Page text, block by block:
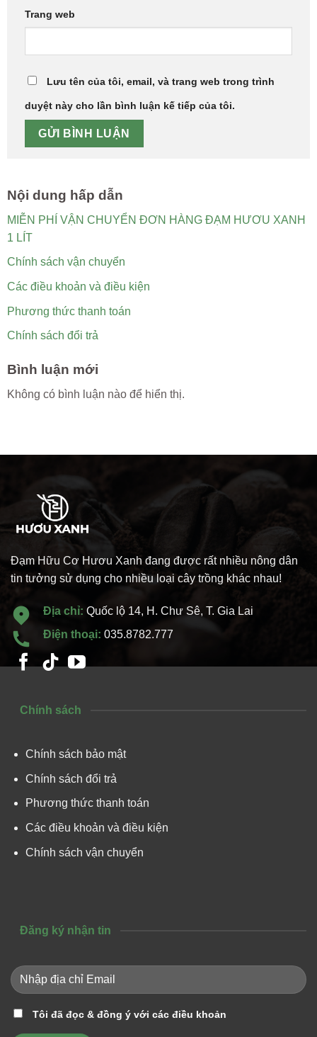
Trang web
Lưu tên của tôi, email, và trang web trong trình
duyệt này cho lần bình luận kế tiếp của tôi.
Nội dung hấp dẫn
MIỄN PHÍ VẬN CHUYỂN ĐƠN HÀNG ĐẠM HƯƠU XANH
1 LÍT
Chính sách vận chuyển
Các điều khoản và điều kiện
Phương thức thanh toán
Chính sách đổi trả
Bình luận mới
Không có bình luận nào để hiển thị.
Đạm Hữu Cơ Hươu Xanh đang được rất nhiều nông dân
tin tưởng sử dụng cho nhiều loại cây trồng khác nhau!
Địa chỉ: Quốc lộ 14, H. Chư Sê, T. Gia Lai
Điện thoại: 035.8782.777
Chính sách
Chính sách bảo mật
Chính sách đổi trả
Phương thức thanh toán
Các điều khoản và điều kiện
Chính sách vận chuyển
Đăng ký nhận tin
Tôi đã đọc & đồng ý với các điều khoản